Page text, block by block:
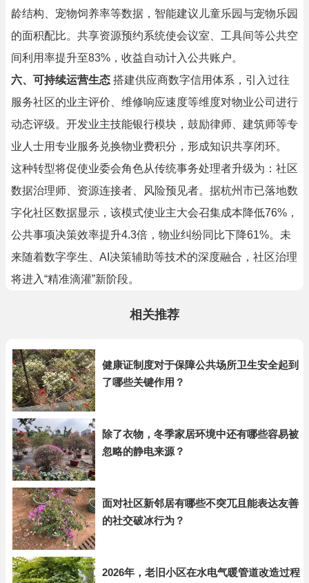
龄结构、宠物饲养率等数据，智能建议儿童乐园与宠物乐园
的面积配比。共享资源预约系统使会议室、工具间等公共空
间利用率提升至83%，收益自动计入公共账户。
六、可持续运营生态 搭建供应商数字信用体系，引入过往
服务社区的业主评价、维修响应速度等维度对物业公司进行
动态评级。开发业主技能银行模块，鼓励律师、建筑师等专
业人士用专业服务兑换物业费积分，形成知识共享闭环。
这种转型将促使业委会角色从传统事务处理者升级为：社区
数据治理师、资源连接者、风险预见者。据杭州市已落地数
字化社区数据显示，该模式使业主大会召集成本降低76%，
公共事项决策效率提升4.3倍，物业纠纷同比下降61%。未
来随着数字孪生、AI决策辅助等技术的深度融合，社区治理
将进入“精准滴灌”新阶段。
相关推荐
健康证制度对于保障公共场所卫生安全起到
了哪些关键作用？
除了衣物，冬季家居环境中还有哪些容易被
忽略的静电来源？
面对社区新邻居有哪些不突兀且能表达友善
的社交破冰行为？
2026年，老旧小区在水电气暖管道改造过程